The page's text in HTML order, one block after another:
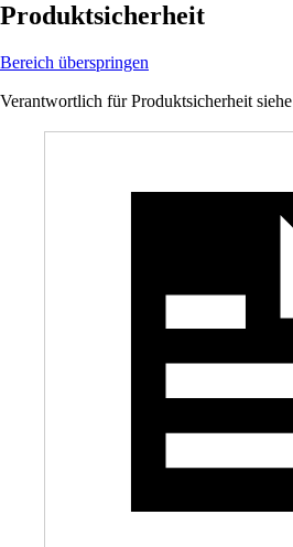
Produktsicherheit
Bereich überspringen
Verantwortlich für Produktsicherheit siehe